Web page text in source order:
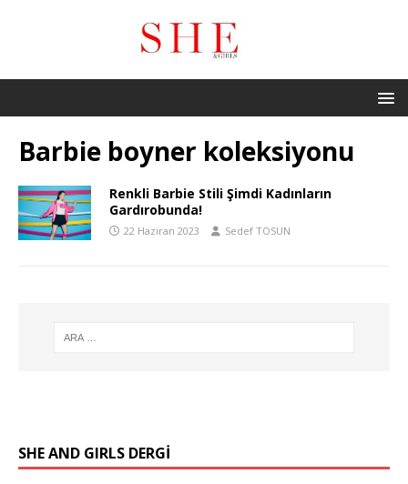
Barbie boyner koleksiyonu
Renkli Barbie Stili Şimdi Kadınların
Gardırobunda!
22 Haziran 2023 Sedef TOSUN
SHE AND GIRLS DERGİ